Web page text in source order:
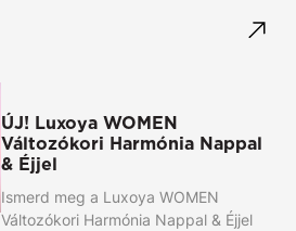
ÚJ! Luxoya WOMEN
Változókori Harmónia Nappal
& Éjjel
Ismerd meg a Luxoya WOMEN
Változókori Harmónia Nappal & Éjjel